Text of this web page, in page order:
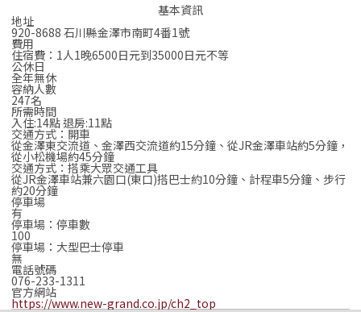
基本資訊
地址
920-8688 石川縣金澤市南町4番1號
費用
住宿費：1人1晚6500日元到35000日元不等
公休日
全年無休
容納人數
247名
所需時間
入住:14點 退房:11點
交通方式：開車
從金澤東交流道、金澤西交流道約15分鐘、從JR金澤車站約5分鐘，
從小松機場約45分鐘
交通方式：搭乘大眾交通工具
從JR金澤車站兼六園口(東口)搭巴士約10分鐘、計程車5分鐘、步行
約20分鐘
停車場
有
停車場：停車數
100
停車場：大型巴士停車
無
電話號碼
076-233-1311
官方網站
https://www.new-grand.co.jp/ch2_top